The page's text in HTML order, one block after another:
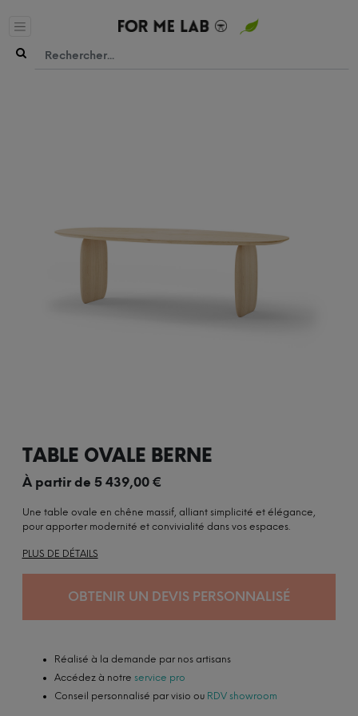
TABLE OVALE BERNE
À partir de 5 439,00€
Une table ovale en chêne massif, alliant simplicité et élégance,
pour apporter modernité et convivialité dans vos espaces.
PLUS DE DÉTAILS
OBTENIR UN DEVIS PERSONNALISÉ
Réalisé à la demande par nos artisans
Accédez à notre service pro
Conseil personnalisé par visio ou RDV showroom